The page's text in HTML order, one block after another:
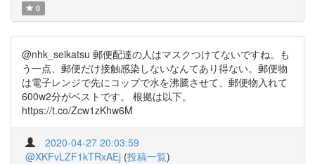
0
@nhk_seikatsu 郵便配達の人はマスクつけてないですね。も
う一点、郵便だけ接触感染しないなんてあり得ない。郵便物
は電子レンジで先にコップで水を沸騰させて、郵便物入れて
600w2分がベストです。 根拠は以下。
https://t.co/Zcw1zKhw6M
2020-04-27 20:03:59
@XKFvLZF1kTRxAEj (投稿一覧)